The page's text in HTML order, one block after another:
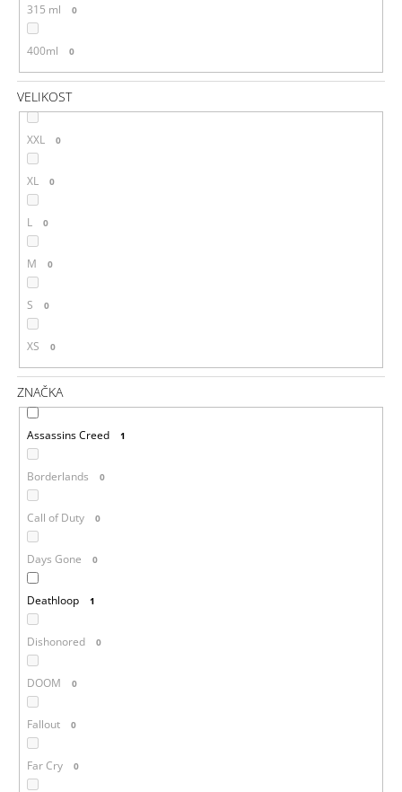
315 ml 0
400ml 0
VELIKOST
XXL 0
XL 0
L 0
M 0
S 0
XS 0
ZNAČKA
Assassins Creed 1
Borderlands 0
Call of Duty 0
Days Gone 0
Deathloop 1
Dishonored 0
DOOM 0
Fallout 0
Far Cry 0